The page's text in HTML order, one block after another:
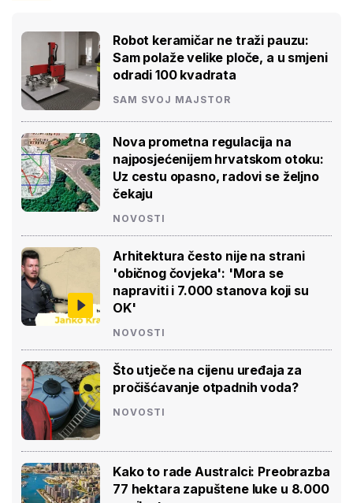
Robot keramičar ne traži pauzu:
Sam polaže velike ploče, a u smjeni
odradi 100 kvadrata
SAM SVOJ MAJSTOR
Nova prometna regulacija na
najposjećenijem hrvatskom otoku:
Uz cestu opasno, radovi se željno
čekaju
NOVOSTI
Arhitektura često nije na strani
'običnog čovjeka': 'Mora se
napraviti i 7.000 stanova koji su
OK'
NOVOSTI
Što utječe na cijenu uređaja za
pročišćavanje otpadnih voda?
NOVOSTI
Kako to rade Australci: Preobrazba
77 hektara zapuštene luke u 8.000